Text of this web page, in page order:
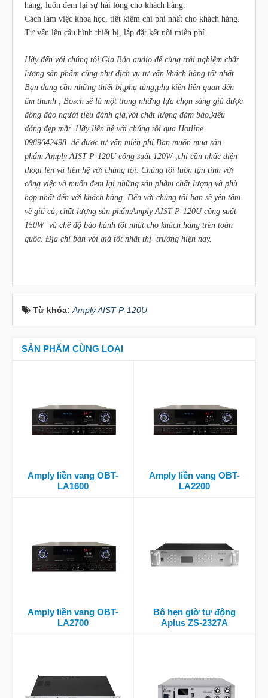
hàng, luôn đem lại sự hài lòng cho khách hàng.
Cách làm việc khoa học, tiết kiệm chi phí nhất cho khách hàng.
Tư vấn lên cấu hình thiết bị, lắp đặt kết nối miễn phí.
Hãy đến với chúng tôi Gia Bảo audio để cùng trải nghiệm chất
lượng sản phẩm cũng như dịch vụ tư vấn khách hàng tốt nhất
Bạn đang cần những thiết bị,phụ tùng,phụ kiện liên quan đến
âm thanh , Bosch sẽ là một trong những lựa chọn sáng giá được
đông đảo người tiêu đánh giá,với chất lượng đảm bảo,kiểu
dáng đẹp mắt. Hãy liên hệ với chúng tôi qua Hotline
0989642498 để được tư vấn miễn phí.Bạn muốn mua sản
phẩm Amply AIST P-120U công suất 120W ,chỉ cần nhấc điện
thoại lên và liên hệ với chúng tôi. Chúng tôi luôn tận tình với
công việc và muốn đem lại những sản phẩm chất lượng và phù
hợp nhất đến với khách hàng. Đến với chúng tôi bạn sẽ yên tâm
về giá cả, chất lượng sản phẩmAmply AIST P-120U công suất
150W và chế độ bảo hành tốt nhất cho khách hàng trên toàn
quốc. Địa chỉ bán với giá tốt nhất thị trường hiện nay.
Từ khóa: Amply AIST P-120U
SẢN PHẨM CÙNG LOẠI
Amply liền vang OBT-
LA1600
Amply liền vang OBT-
LA2200
Amply liền vang OBT-
LA2700
Bộ hẹn giờ tự động
Aplus ZS-2327A